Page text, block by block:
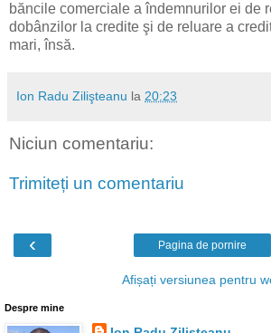
băncile comerciale a îndemnurilor ei de
dobânzilor la credite şi de reluare a
mari, însă.
Ion Radu Zilişteanu la 20:23
Niciun comentariu:
Trimiteți un comentariu
‹ Pagina de pornire
Afișați versiunea pentru
Despre mine